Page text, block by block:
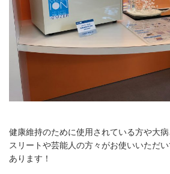
健康維持のために使用されている方や大
スリートや芸能人の方々がお使いいただ
あります！